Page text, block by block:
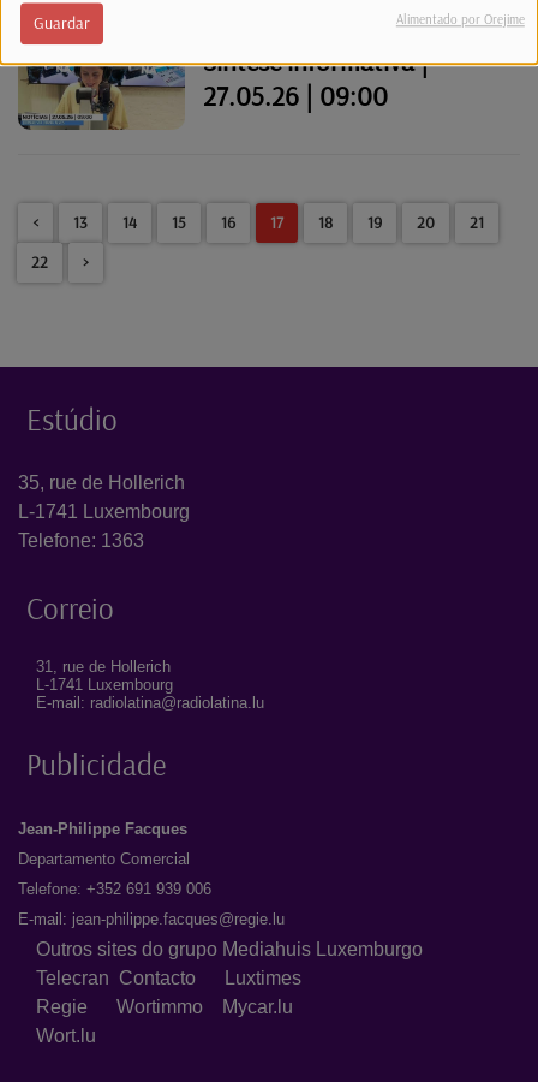
Guardar Alimentado por Orejime
Síntese informativa |
27.05.26 | 09:00
< 13 14 15 16 17 18 19 20
21
22
>
Estúdio
35, rue de Hollerich
L-1741 Luxembourg
Telefone: 1363
Correio
31, rue de Hollerich
L-1741 Luxembourg
E-mail: radiolatina@radiolatina.lu
Publicidade
Jean-Philippe Facques
Departamento Comercial
Telefone: +352 691 939 006
E-mail: jean-philippe.facques@regie.lu
Outros sites do grupo Mediahuis Luxemburgo
Telecran Contacto
Luxtimes
Regie Wortimmo
Mycar.lu
Wort.lu